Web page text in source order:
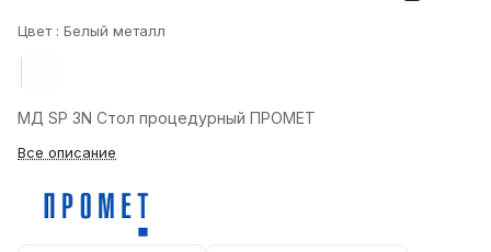
Цвет : Белый металл
МД SP 3N Стол процедурный ПРОМЕТ
Все описание